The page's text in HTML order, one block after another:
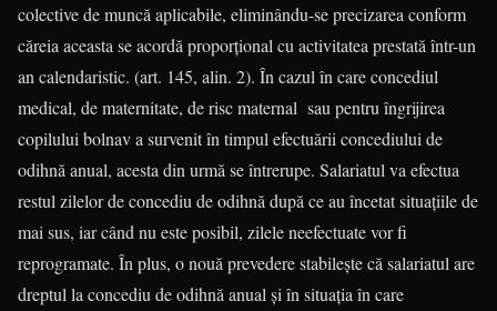
colective de muncă aplicabile, eliminându-se precizarea conform
căreia aceasta se acordă proporţional cu activitatea prestată într-un
an calendaristic. (art. 145, alin. 2). În cazul în care concediul
medical, de maternitate, de risc maternal sau pentru îngrijirea
copilului bolnav a survenit în timpul efectuării concediului de
odihnă anual, acesta din urmă se întrerupe. Salariatul va efectua
restul zilelor de concediu de odihnă după ce au încetat situaţiile de
mai sus, iar când nu este posibil, zilele neefectuate vor fi
reprogramate. În plus, o nouă prevedere stabileşte că salariatul are
dreptul la concediu de odihnă anual şi în situaţia în care